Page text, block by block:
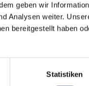
geben wir
Analysen weiter.
bereitgestellt haben
Statistiken
Multimedia
Radio